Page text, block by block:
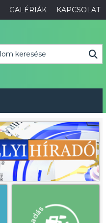
GALÉRIÁK KAPCSOLAT